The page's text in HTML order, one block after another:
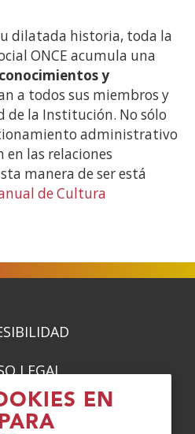
EN
dilatada historia, toda la
ONCE acumula una
y
a todos sus miembros y
de la Institución. No sólo
administrativo
las relaciones
manera de ser está
de Cultura
LEGAL